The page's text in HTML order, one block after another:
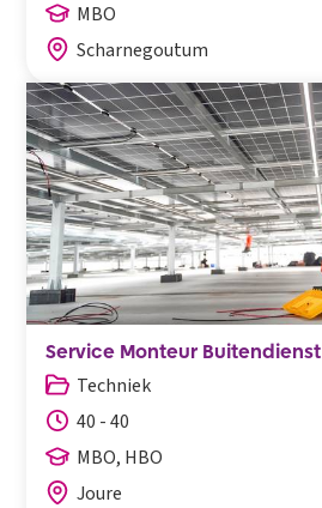
MBO
Scharnegoutum
Service Monteur Buitendienst
Techniek
40 - 40
MBO, HBO
Joure